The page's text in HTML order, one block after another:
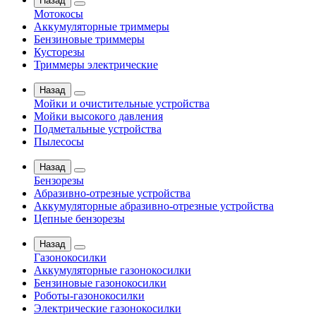
Мотокосы
Аккумуляторные триммеры
Бензиновые триммеры
Кусторезы
Триммеры электрические
Назад
Мойки и очистительные устройства
Мойки высокого давления
Подметальные устройства
Пылесосы
Назад
Бензорезы
Абразивно-отрезные устройства
Аккумуляторные абразивно-отрезные устройства
Цепные бензорезы
Назад
Газонокосилки
Аккумуляторные газонокосилки
Бензиновые газонокосилки
Роботы-газонокосилки
Электрические газонокосилки